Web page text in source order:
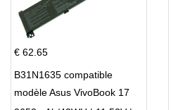
€ 62.65
B31N1635 compatible
modèle Asus VivoBook 17